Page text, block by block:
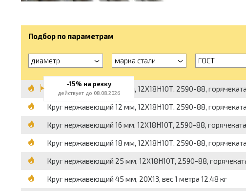
Подбор по параметрам
диаметр марка стали ГОСТ
Круг нержавеющий 10 мм, 12Х18Н10Т, 2590-88,
Круг нержавеющий 12 мм, 12Х18Н10Т, 2590-88,
Круг нержавеющий 16 мм, 12Х18Н10Т, 2590-88,
Круг нержавеющий 18 мм, 12Х18Н10Т, 2590-88,
Круг нержавеющий 25 мм, 12Х18Н10Т, 2590-88,
Круг нержавеющий 45 мм, 20Х13, вес 1 метра 12.48 кг
-15% на резку
действует до 08.08.2026